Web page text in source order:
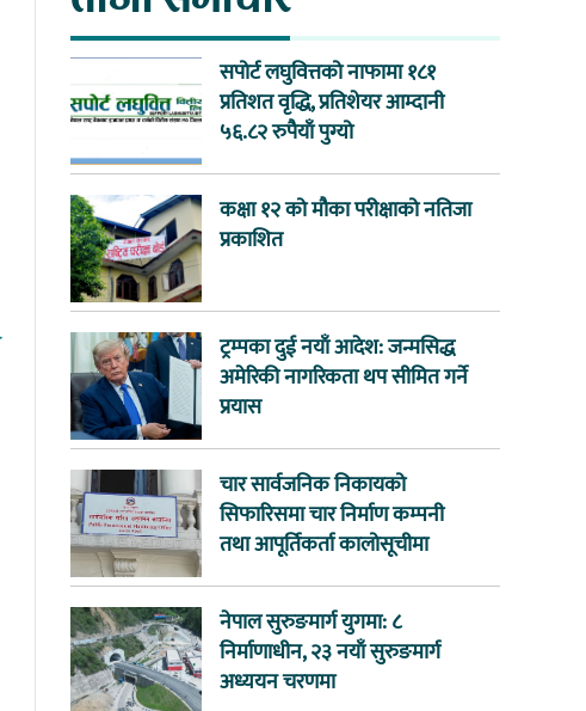
सपोर्ट लघुवित्तको नाफामा १८१
प्रतिशत वृद्धि, प्रतिशेयर आम्दानी
५६.८२ रुपैयाँ पुग्यो
कक्षा १२ को मौका परीक्षाको नतिजा
प्रकाशित
ट्रम्पका दुई नयाँ आदेश: जन्मसिद्ध
अमेरिकी नागरिकता थप सीमित गर्ने
प्रयास
चार सार्वजनिक निकायको
सिफारिसमा चार निर्माण कम्पनी
तथा आपूर्तिकर्ता कालोसूचीमा
नेपाल सुरुङमार्ग युगमा: ८
निर्माणाधीन, २३ नयाँ सुरुङमार्ग
अध्ययन चरणमा